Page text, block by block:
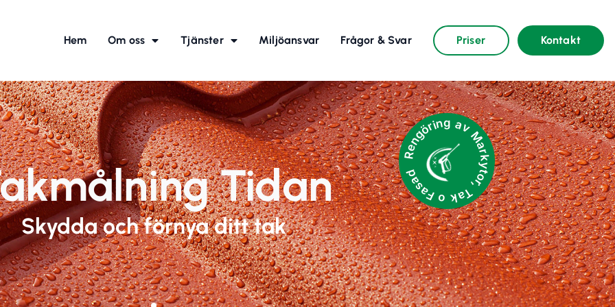
Hem Om oss Tjänster Miljöansvar Frågor & Svar Priser Kontakt
Rengöring av Markytor, Tak o Fasad
Tidan
Skydda och förnya ditt tak